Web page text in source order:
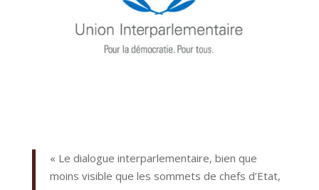
« Le dialogue interparlementaire, bien que
moins visible que les sommets de chefs d’Etat,